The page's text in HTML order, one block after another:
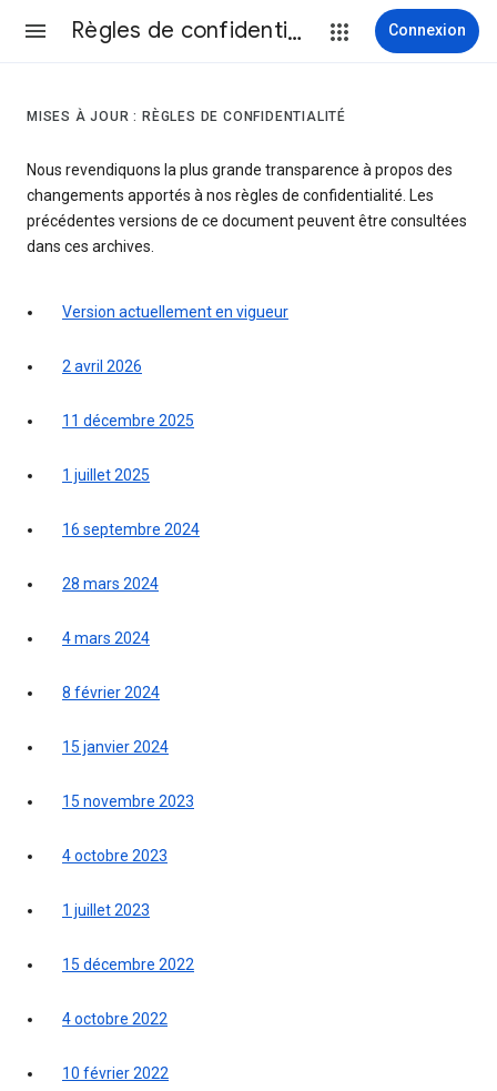
Règles de confidentialité et conditions d’utilisation Connexion
MISES À JOUR : RÈGLES DE CONFIDENTIALITÉ
Nous revendiquons la plus grande transparence à propos des
changements apportés à nos règles de confidentialité. Les
précédentes versions de ce document peuvent être consultées
dans ces archives.
Version actuellement en vigueur
2 avril 2026
11 décembre 2025
1 juillet 2025
16 septembre 2024
28 mars 2024
4 mars 2024
8 février 2024
15 janvier 2024
15 novembre 2023
4 octobre 2023
1 juillet 2023
15 décembre 2022
4 octobre 2022
10 février 2022